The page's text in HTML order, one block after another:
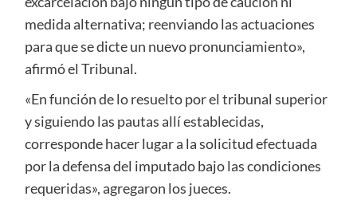
medida alternativa; reenviando las actuaciones
para que se dicte un nuevo pronunciamiento»,
afirmó el Tribunal.
«En función de lo resuelto por el tribunal superior
y siguiendo las pautas allí establecidas,
corresponde hacer lugar a la solicitud efectuada
por la defensa del imputado bajo las condiciones
requeridas», agregaron los jueces.